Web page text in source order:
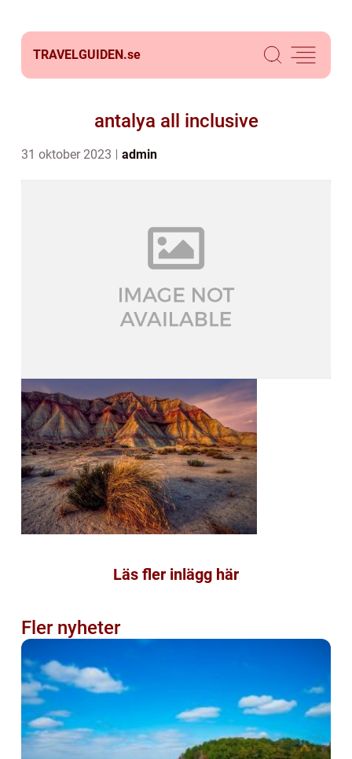
TRAVELGUIDEN.se
antalya all inclusive
31 oktober 2023 admin
Läs fler inlägg här
Fler nyheter